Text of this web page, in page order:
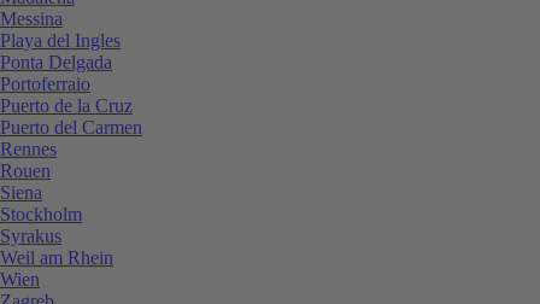
Messina
Playa del Ingles
Ponta Delgada
Portoferraio
Puerto de la Cruz
Puerto del Carmen
Rennes
Rouen
Siena
Stockholm
Syrakus
Weil am Rhein
Wien